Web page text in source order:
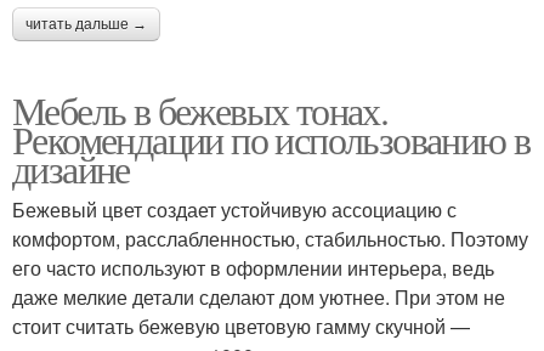
читать дальше →
Мебель в бежевых тонах.
Рекомендации по использованию в
дизайне
Бежевый цвет создает устойчивую ассоциацию с
комфортом, расслабленностью, стабильностью. Поэтому
его часто используют в оформлении интерьера, ведь
даже мелкие детали сделают дом уютнее. При этом не
стоит считать бежевую цветовую гамму скучной —